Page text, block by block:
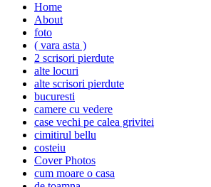
Home
About
foto
( vara asta )
2 scrisori pierdute
alte locuri
alte scrisori pierdute
bucuresti
camere cu vedere
case vechi pe calea grivitei
cimitirul bellu
costeiu
Cover Photos
cum moare o casa